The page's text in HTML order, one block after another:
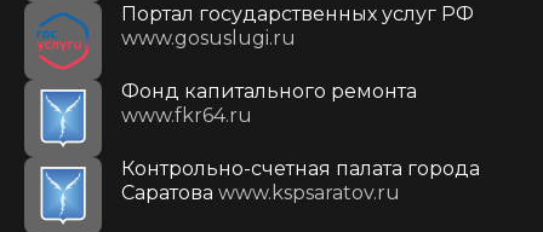
Портал государственных услуг РФ
www.gosuslugi.ru
Фонд капитального ремонта
www.fkr64.ru
Контрольно-счетная палата города
Саратова www.kspsaratov.ru